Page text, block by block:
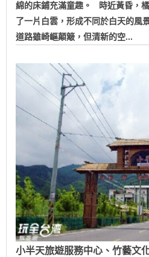
綿的床鋪充滿童趣。 時近黃昏，
了一片白雲，形成不同於白天的風
道路雖崎嶇顛簸，但清新的空...
小半天旅遊服務中心、竹藝文